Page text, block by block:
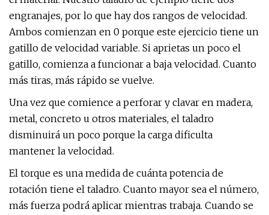
engranajes, por lo que hay dos rangos de velocidad.
Ambos comienzan en 0 porque este ejercicio tiene un
gatillo de velocidad variable. Si aprietas un poco el
gatillo, comienza a funcionar a baja velocidad. Cuanto
más tiras, más rápido se vuelve.
Una vez que comience a perforar y clavar en madera,
metal, concreto u otros materiales, el taladro
disminuirá un poco porque la carga dificulta
mantener la velocidad.
El torque es una medida de cuánta potencia de
rotación tiene el taladro. Cuanto mayor sea el número,
más fuerza podrá aplicar mientras trabaja. Cuando se